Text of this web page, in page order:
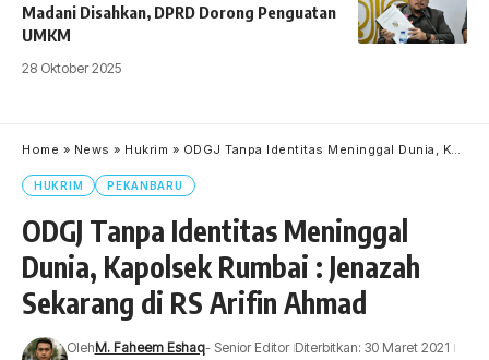
Madani Disahkan, DPRD Dorong Penguatan
UMKM
28 Oktober 2025
Home » News » Hukrim » ODGJ Tanpa Identitas Meninggal Dunia, Kapolsek Rumbai : Jenazah Sekarang di RS Arifin Ahmad
HUKRIM PEKANBARU
ODGJ Tanpa Identitas Meninggal
Dunia, Kapolsek Rumbai : Jenazah
Sekarang di RS Arifin Ahmad
OlehM. Faheem Eshaq- Senior Editor Diterbitkan: 30 Maret 2021